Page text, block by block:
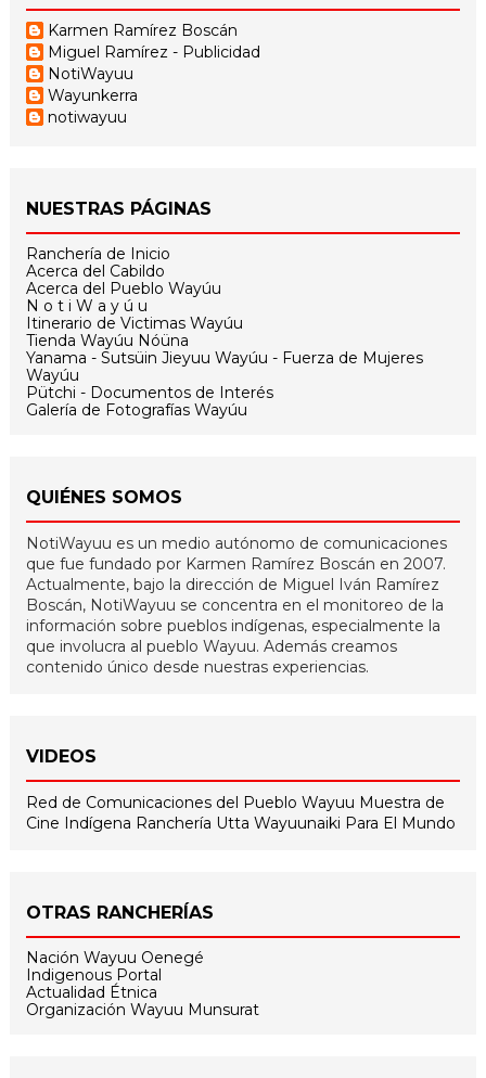
Karmen Ramírez Boscán
Miguel Ramírez - Publicidad
NotiWayuu
Wayunkerra
notiwayuu
NUESTRAS PÁGINAS
Ranchería de Inicio
Acerca del Cabildo
Acerca del Pueblo Wayúu
N o t i W a y ú u
Itinerario de Victimas Wayúu
Tienda Wayúu Nóüna
Yanama - Sutsüin Jieyuu Wayúu - Fuerza de Mujeres
Wayúu
Pütchi - Documentos de Interés
Galería de Fotografías Wayúu
QUIÉNES SOMOS
NotiWayuu es un medio autónomo de comunicaciones
que fue fundado por Karmen Ramírez Boscán en 2007.
Actualmente, bajo la dirección de Miguel Iván Ramírez
Boscán, NotiWayuu se concentra en el monitoreo de la
información sobre pueblos indígenas, especialmente la
que involucra al pueblo Wayuu. Además creamos
contenido único desde nuestras experiencias.
VIDEOS
Red de Comunicaciones del Pueblo Wayuu Muestra de
Cine Indígena Ranchería Utta Wayuunaiki Para El Mundo
OTRAS RANCHERÍAS
Nación Wayuu Oenegé
Indigenous Portal
Actualidad Étnica
Organización Wayuu Munsurat